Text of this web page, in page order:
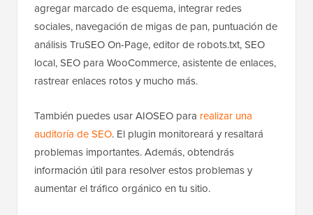
agregar marcado de esquema, integrar redes
sociales, navegación de migas de pan, puntuación de
análisis TruSEO On-Page, editor de robots.txt, SEO
local, SEO para WooCommerce, asistente de enlaces,
rastrear enlaces rotos y mucho más.
También puedes usar AIOSEO para realizar una
auditoría de SEO. El plugin monitoreará y resaltará
problemas importantes. Además, obtendrás
información útil para resolver estos problemas y
aumentar el tráfico orgánico en tu sitio.